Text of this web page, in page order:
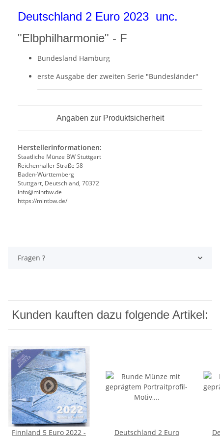
Deutschland 2 Euro 2023 unc.
"Elbphilharmonie" - F
Bundesland Hamburg
erste Ausgabe der zweiten Serie "Bundesländer"
Angaben zur Produktsicherheit
Herstellerinformationen:
Staatliche Münze BW Stuttgart
Reichenhaller Straße 58
Baden-Württemberg
Stuttgart, Deutschland, 70372
info@mintbw.de
https://mintbw.de/
Fragen ?
Kunden kauften dazu folgende Artikel:
Finnland 5 Euro 2022 -
Deutschland 2 Euro